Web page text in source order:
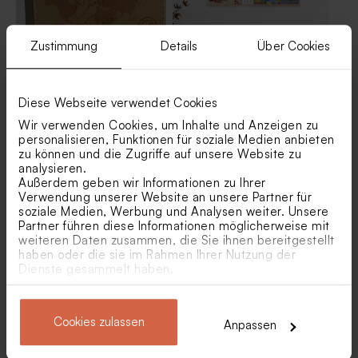
Zustimmung Details Über Cookies
Diese Webseite verwendet Cookies
Wir verwenden Cookies, um Inhalte und Anzeigen zu
personalisieren, Funktionen für soziale Medien anbieten
zu können und die Zugriffe auf unsere Website zu
analysieren.
Außerdem geben wir Informationen zu Ihrer
Verwendung unserer Website an unsere Partner für
soziale Medien, Werbung und Analysen weiter. Unsere
Partner führen diese Informationen möglicherweise mit
weiteren Daten zusammen, die Sie ihnen bereitgestellt
haben oder die sie im Rahmen Ihrer Nutzung der
Dienste gesammelt haben.
Cookies zulassen Anpassen
Personalisierbarer Koffer
aus Pappe zur Hochzeit |
Weltkarte
Fotorahmen aus Holz für 10
Urlaubsfotos mit Textfeld auf
gestreiftem Hintergrund
mit Trockenblumen | pink
'Patentante'